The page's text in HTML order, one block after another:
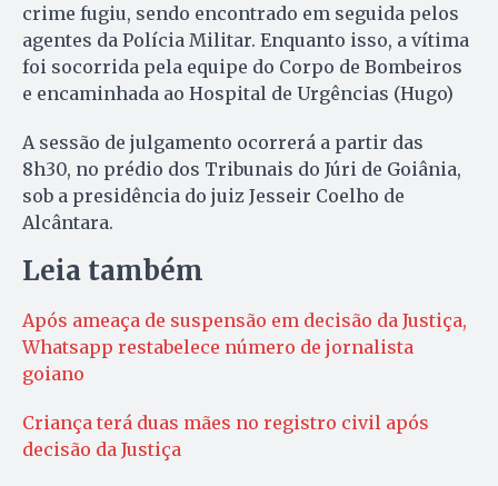
crime fugiu, sendo encontrado em seguida pelos
agentes da Polícia Militar. Enquanto isso, a vítima
foi socorrida pela equipe do Corpo de Bombeiros
e encaminhada ao Hospital de Urgências (Hugo)
A sessão de julgamento ocorrerá a partir das
8h30, no prédio dos Tribunais do Júri de Goiânia,
sob a presidência do juiz Jesseir Coelho de
Alcântara.
Leia também
Após ameaça de suspensão em decisão da Justiça,
Whatsapp restabelece número de jornalista
goiano
Criança terá duas mães no registro civil após
decisão da Justiça